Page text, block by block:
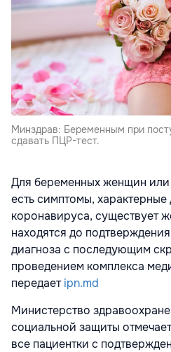
Минздрав: Беременным при
сдавать ПЦР-тест.
Для беременных женщин
есть симптомы, характерные
коронавируса, существует
находятся до
диагноза с последующим
проведением комплекса
передаетipn.md
Министерство
социальной защиты
все пациентки с